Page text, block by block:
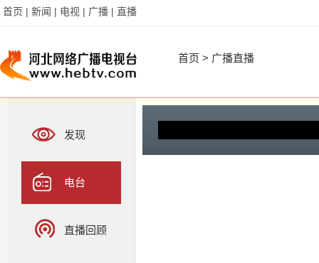
首页 | 新闻 | 电视 | 广播 | 直播
首页 > 广播直播
发现
电台
直播回顾